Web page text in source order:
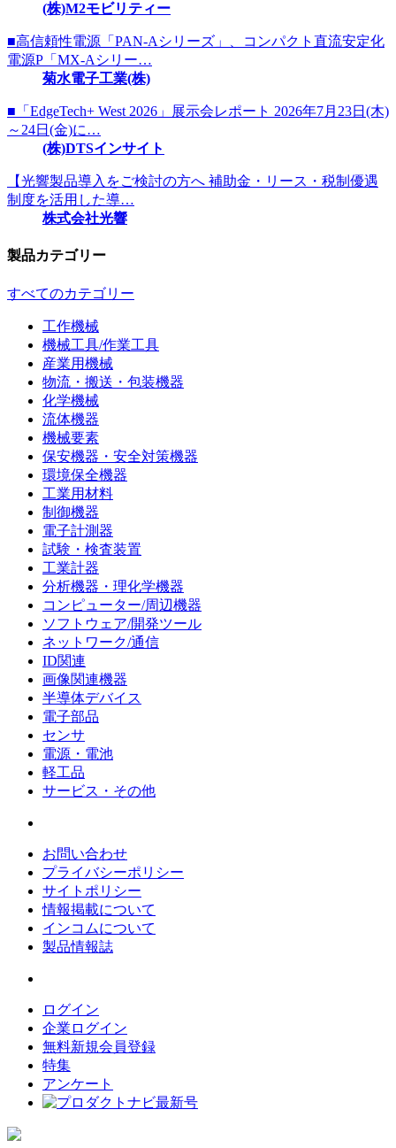
(株)M2モビリティー
■高信頼性電源「PAN-Aシリーズ」、コンパクト直流安定化
電源P「MX-Aシリー…
菊水電子工業(株)
■「EdgeTech+ West 2026」展示会レポート 2026年7月23日(木)
～24日(金)に…
(株)DTSインサイト
【光響製品導入をご検討の方へ 補助金・リース・税制優遇
制度を活用した導…
株式会社光響
製品カテゴリー
すべてのカテゴリー
工作機械
機械工具/作業工具
産業用機械
物流・搬送・包装機器
化学機械
流体機器
機械要素
保安機器・安全対策機器
環境保全機器
工業用材料
制御機器
電子計測器
試験・検査装置
工業計器
分析機器・理化学機器
コンピューター/周辺機器
ソフトウェア/開発ツール
ネットワーク/通信
ID関連
画像関連機器
半導体デバイス
電子部品
センサ
電源・電池
軽工品
サービス・その他
お問い合わせ
プライバシーポリシー
サイトポリシー
情報掲載について
インコムについて
製品情報誌
ログイン
企業ログイン
無料新規会員登録
特集
アンケート